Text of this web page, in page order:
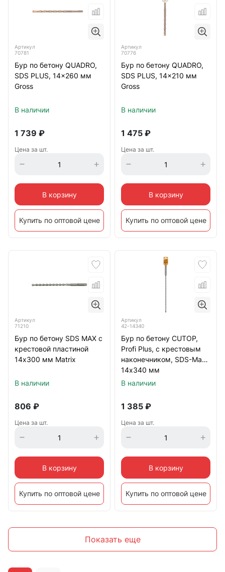
Артикул
70781
Бур по бетону QUADRO,
SDS PLUS, 14x260 мм
Gross
В наличии
1 739 ₽
Цена за шт.
В корзину
Купить по оптовой цене
Артикул
70776
Бур по бетону QUADRO,
SDS PLUS, 14x210 мм
Gross
В наличии
1 475 ₽
Цена за шт.
В корзину
Купить по оптовой цене
Артикул
71210
Бур по бетону SDS MAX с
крестовой пластиной
14х300 мм Matrix
В наличии
806 ₽
Цена за шт.
В корзину
Купить по оптовой цене
Артикул
42-14340
Бур по бетону CUTOP,
Profi Plus, с крестовым
наконечником, SDS-Max,
14х340 мм
В наличии
1 385 ₽
Цена за шт.
В корзину
Купить по оптовой цене
Показать еще